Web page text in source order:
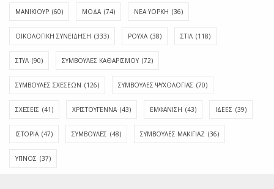
ΜΑΝΙΚΙΟΥΡ (60) ΜΟΔΑ (74) ΝΕΑ ΥΟΡΚΗ (36)
ΟΙΚΟΛΟΓΙΚΗ ΣΥΝΕΙΔΗΣΗ (333) ΡΟΥΧΑ (38) ΣΤΙΛ (118)
ΣΤΥΛ (90) ΣΥΜΒΟΥΛΕΣ ΚΑΘΑΡΙΣΜΟΥ (72)
ΣΥΜΒΟΥΛΕΣ ΣΧΕΣΕΩΝ (126) ΣΥΜΒΟΥΛΕΣ ΨΥΧΟΛΟΓΙΑΣ (70)
ΣΧΕΣΕΙΣ (41) ΧΡΙΣΤΟΥΓΕΝΝΑ (43) ΕΜΦΆΝΙΣΗ (43) ΙΔΈΕΣ (39)
ΙΣΤΟΡΊΑ (47) ΣΥΜΒΟΥΛΈΣ (48) ΣΥΜΒΟΥΛΈΣ ΜΑΚΙΓΙΆΖ (36)
ΎΠΝΟΣ (37)